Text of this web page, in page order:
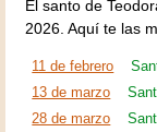
El santo de
2026. Aquí te las
11 de febrero
13 de marzo
28 de marzo